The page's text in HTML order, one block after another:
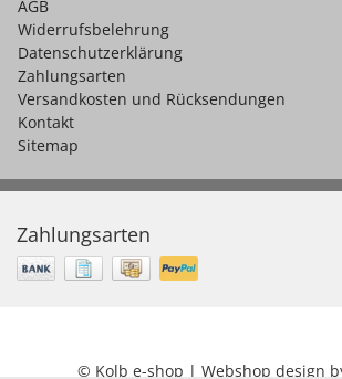
AGB
Widerrufsbelehrung
Datenschutzerklärung
Zahlungsarten
Versandkosten und Rücksendungen
Kontakt
Sitemap
Zahlungsarten
© Kolb e-shop | Webshop design